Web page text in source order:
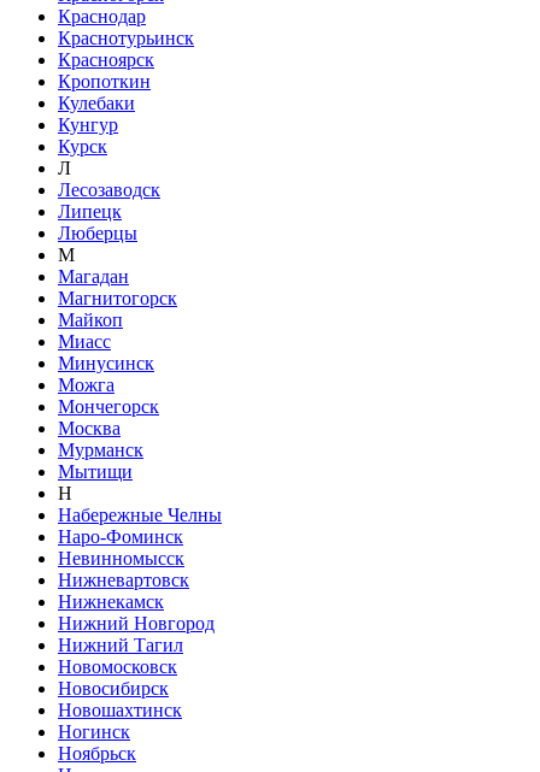
Краснодар
Краснотурьинск
Красноярск
Кропоткин
Кулебаки
Кунгур
Курск
Л
Лесозаводск
Липецк
Люберцы
М
Магадан
Магнитогорск
Майкоп
Миасс
Минусинск
Можга
Мончегорск
Москва
Мурманск
Мытищи
Н
Набережные Челны
Наро-Фоминск
Невинномысск
Нижневартовск
Нижнекамск
Нижний Новгород
Нижний Тагил
Новомосковск
Новосибирск
Новошахтинск
Ногинск
Ноябрьск